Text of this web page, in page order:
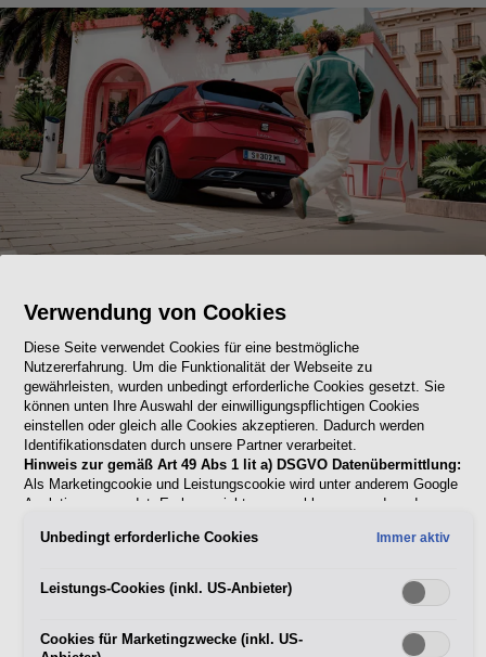
Entdecke die Vorteile
von Hybrid Autos
Warum ein Hybrid Auto perfekt zu deinem Lifestyle passt? Weil
es dir maximale Freiheit gibt, ohne dass du auf den gewohnten
SEAT Fahrspaß verzichten musst. Unsere E-HYBRID Modelle
sind effizient, umweltbewusst und passen sich flexibel deinen
täglichen Wegen an – egal ob kurzer City-Trip oder der tägliche
Bye-bye CO2, hello Umweltbonus:
Du reduzierst
flüsterleise und lokal komplett emissionsfrei unterwegs.
Verwendung von Cookies
Diese Seite verwendet Cookies für eine bestmögliche
Nutzererfahrung. Um die Funktionalität der Webseite zu
gewährleisten, wurden unbedingt erforderliche Cookies gesetzt. Sie
können unten Ihre Auswahl der einwilligungspflichtigen Cookies
einstellen oder gleich alle Cookies akzeptieren. Dadurch werden
Identifikationsdaten durch unsere Partner verarbeitet.
Hinweis zur gemäß Art 49 Abs 1 lit a) DSGVO Datenübermittlung:
Als Marketingcookie und Leistungscookie wird unter anderem Google
Analytics verwendet. Es kann nicht ausgeschlossen werden, dass
die USA (insbesondere dort an die Google LLC) weitergibt. In den
gleichwertiges Datenschutzniveau und es fehlt an einem
Angemessenheitsbeschluss der Europäischen Kommission. Hieraus
Betroffener in den USA nicht wirksam durchsetzen können, in den
Unbedingt erforderliche Cookies Immer aktiv
Leistungs-Cookies (inkl. US-Anbieter)
Cookies für Marketingzwecke (inkl. US-